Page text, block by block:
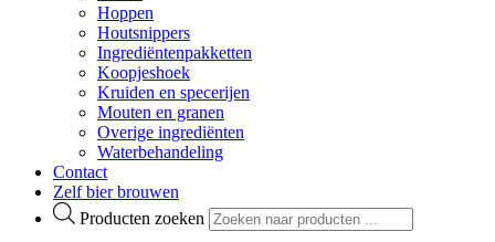
Hoppen
Houtsnippers
Ingrediëntenpakketten
Koopjeshoek
Kruiden en specerijen
Mouten en granen
Overige ingrediënten
Waterbehandeling
Contact
Zelf bier brouwen
Producten zoeken